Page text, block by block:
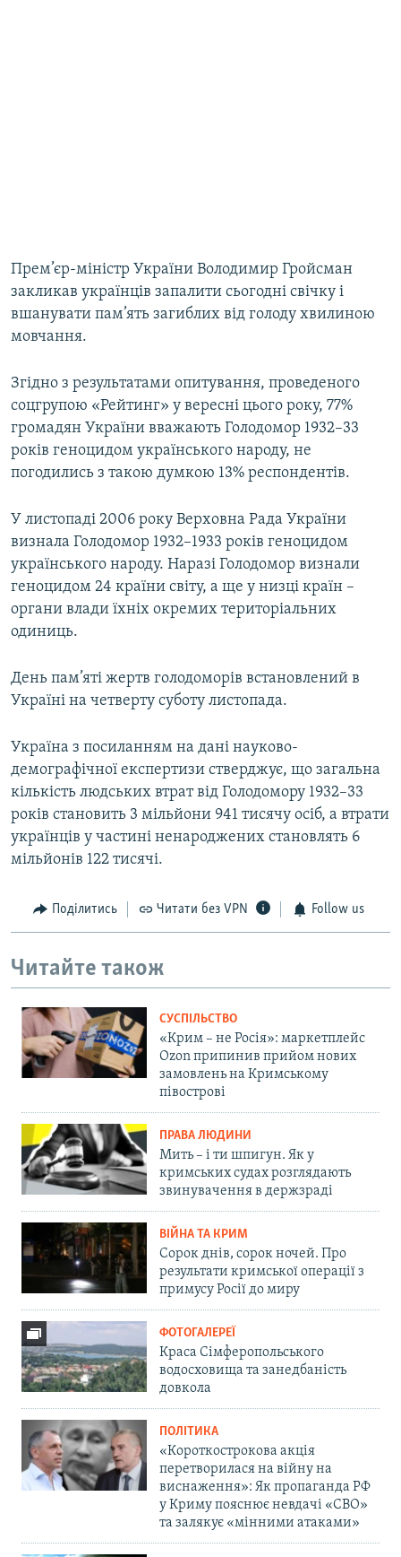
Прем’єр-міністр України Володимир Гройсман
закликав українців запалити сьогодні свічку і
вшанувати пам’ять загиблих від голоду хвилиною
мовчання.
Згідно з результатами опитування, проведеного
cоцгрупою «Рейтинг» у вересні цього року, 77%
громадян України вважають Голодомор 1932–33
років геноцидом українського народу, не
погодились з такою думкою 13% респондентів.
У листопаді 2006 року Верховна Рада України
визнала Голодомор 1932–1933 років геноцидом
українського народу. Наразі Голодомор визнали
геноцидом 24 країни світу, а ще у низці країн –
органи влади їхніх окремих територіальних
одиниць.
День пам’яті жертв голодоморів встановлений в
Україні на четверту суботу листопада.
Україна з посиланням на дані науково-
демографічної експертизи стверджує, що загальна
кількість людських втрат від Голодомору 1932–33
років становить 3 мільйони 941 тисячу осіб, а втрати
українців у частині ненароджених становлять 6
мільйонів 122 тисячі.
Поділитись Читати без VPN Follow us
Читайте також
СУСПІЛЬСТВО
«Крим – не Росія»: маркетплейс
Ozon припинив прийом нових
замовлень на Кримському
півострові
ПРАВА ЛЮДИНИ
Мить – і ти шпигун. Як у
кримських судах розглядають
звинувачення в держзраді
ВІЙНА ТА КРИМ
Сорок днів, сорок ночей. Про
результати кримської операції з
примусу Росії до миру
ФОТОГАЛЕРЕЇ
Краса Сімферопольського
водосховища та занедбаність
довкола
ПОЛІТИКА
«Короткострокова акція
перетворилася на війну на
виснаження»: Як пропаганда РФ
у Криму пояснює невдачі «СВО»
та залякує «мінними атаками»